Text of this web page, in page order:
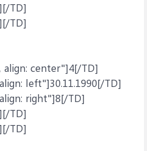
TD]
TD]
align: center"]4[/TD]
left"]30.11.1990[/TD]
right"]8[/TD]
TD]
TD]